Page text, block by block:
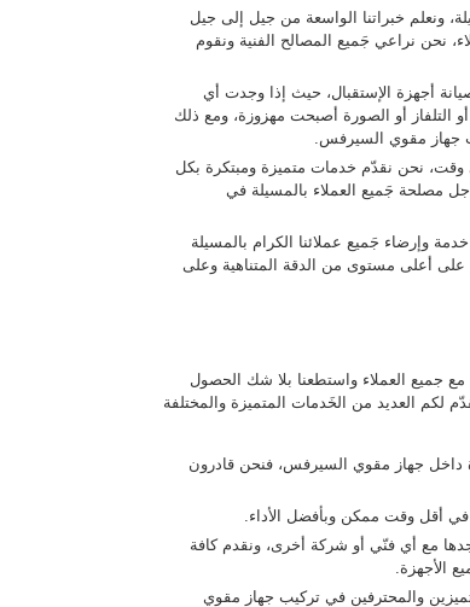
ونعلم خبراتنا الواسعة من جيل إلى جيل
نحن نراعي جَميع المصالح الفنية ونقوم
أجهزة الإستقبال، حيث إذا وجدت أي
أو الصورة أصبحت مهزوزة، ومع ذلك
جهاز مقوي السيرفس.
نحن نقدّم خدمات متميزة ومبتكرة بكل
مصلحة جَميع العملاء بالمسيلة في
وإرضاء جَميع عملائنا الكرام بالمسيلة
على أعلى مستوى من الدقة المتناهية وعلى
جميع العملاء واستطعنا بلا شك الحصول
لكم العديد من الخَدمات المتميزة والمختلفة
داخل جهاز مقوي السيرفس، فنحن قادرون
أقل وقت ممكن وبأفضل الأداء.
مع أي فنّي أو شركة أخرى، ونقدم كافة
الأجهزة.
والمحترفين في تركيب جهاز مقوي